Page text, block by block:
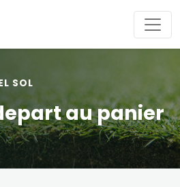
SOL
au panier